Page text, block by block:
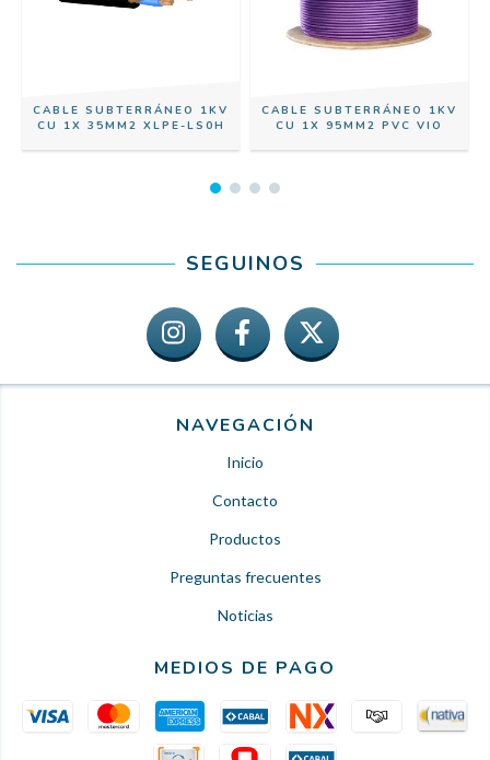
CABLE SUBTERRÁNEO 1KV
CU 1X 35MM2 XLPE-LS0H
CABLE SUBTERRÁNEO 1KV
CU 1X 95MM2 PVC VIO
SEGUINOS
NAVEGACIÓN
Inicio
Contacto
Productos
Preguntas frecuentes
Noticias
MEDIOS DE PAGO